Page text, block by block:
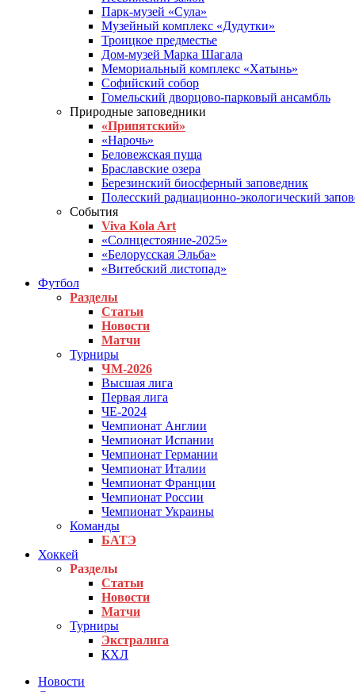
Парк-музей «Сула»
Музейный комплекс «Дудутки»
Троицкое предместье
Дом-музей Марка Шагала
Мемориальный комплекс «Хатынь»
Софийский собор
Гомельский дворцово-парковый ансамбль
Природные заповедники
«Припятский»
«Нарочь»
Беловежская пуща
Браславские озера
Березинский биосферный заповедник
Полесский радиационно-экологический
События
Viva Kola Art
«Солнцестояние-2025»
«Белорусская Эльба»
«Витебский листопад»
Футбол
Разделы
Статьи
Новости
Матчи
Турниры
ЧМ-2026
Высшая лига
Первая лига
ЧЕ-2024
Чемпионат Англии
Чемпионат Испании
Чемпионат Германии
Чемпионат Италии
Чемпионат Франции
Чемпионат России
Чемпионат Украины
Команды
БАТЭ
Хоккей
Разделы
Статьи
Новости
Матчи
Турниры
Экстралига
КХЛ
Новости